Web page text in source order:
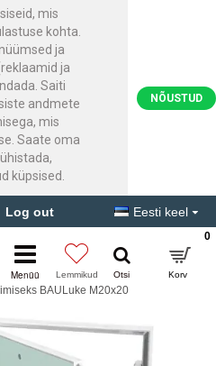
mis
kohta.
ja
ja
Saiti
andmete
mis
Saate oma
küpsised.
NÕUSTUD
Log out Eesti keel
0
BAULuke M20x20